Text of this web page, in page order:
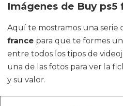
Imágenes de Buy ps5
Aquí te mostramos una serie
france para que te formes
entre todos los tipos de
una de las fotos para ver la
y su valor.